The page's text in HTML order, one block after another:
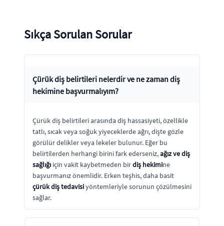
Sıkça Sorulan Sorular
Çürük diş belirtileri nelerdir ve ne zaman diş
hekimine başvurmalıyım?
Çürük diş belirtileri arasında diş hassasiyeti, özellikle
tatlı, sıcak veya soğuk yiyeceklerde ağrı, dişte gözle
görülür delikler veya lekeler bulunur. Eğer bu
belirtilerden herhangi birini fark ederseniz,ağız ve diş
sağlığı için vakit kaybetmeden birdiş hekimine
başvurmanız önemlidir. Erken teşhis, daha basit
çürük diş tedavisiyöntemleriyle sorunun çözülmesini
sağlar.